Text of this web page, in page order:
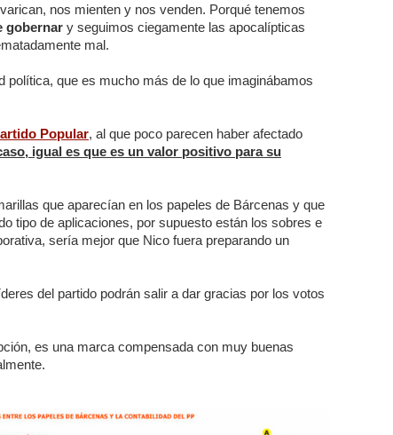
nos mienten y nos venden. Porqué tenemos
gobernar y seguimos ciegamente las apocalípticas
mal.
política, que es mucho más de lo que imaginábamos
Popular, al que poco parecen haber afectado
igual es que es un valor positivo para su
que aparecían en los papeles de Bárcenas y que
tipo de aplicaciones, por supuesto están los sobres e
sería mejor que Nico fuera preparando un
del partido podrán salir a dar gracias por los votos
es una marca compensada con muy buenas